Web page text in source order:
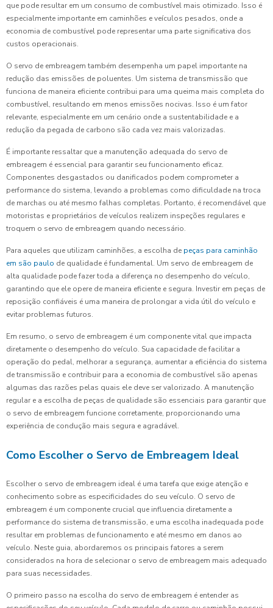
que pode resultar em um consumo de combustível mais otimizado. Isso é
especialmente importante em caminhões e veículos pesados, onde a
economia de combustível pode representar uma parte significativa dos
custos operacionais.
O servo de embreagem também desempenha um papel importante na
redução das emissões de poluentes. Um sistema de transmissão que
funciona de maneira eficiente contribui para uma queima mais completa do
combustível, resultando em menos emissões nocivas. Isso é um fator
relevante, especialmente em um cenário onde a sustentabilidade e a
redução da pegada de carbono são cada vez mais valorizadas.
É importante ressaltar que a manutenção adequada do servo de
embreagem é essencial para garantir seu funcionamento eficaz.
Componentes desgastados ou danificados podem comprometer a
performance do sistema, levando a problemas como dificuldade na troca
de marchas ou até mesmo falhas completas. Portanto, é recomendável que
motoristas e proprietários de veículos realizem inspeções regulares e
troquem o servo de embreagem quando necessário.
Para aqueles que utilizam caminhões, a escolha de peças para caminhão
em são paulo de qualidade é fundamental. Um servo de embreagem de
alta qualidade pode fazer toda a diferença no desempenho do veículo,
garantindo que ele opere de maneira eficiente e segura. Investir em peças de
reposição confiáveis é uma maneira de prolongar a vida útil do veículo e
evitar problemas futuros.
Em resumo, o servo de embreagem é um componente vital que impacta
diretamente o desempenho do veículo. Sua capacidade de facilitar a
operação do pedal, melhorar a segurança, aumentar a eficiência do sistema
de transmissão e contribuir para a economia de combustível são apenas
algumas das razões pelas quais ele deve ser valorizado. A manutenção
regular e a escolha de peças de qualidade são essenciais para garantir que
o servo de embreagem funcione corretamente, proporcionando uma
experiência de condução mais segura e agradável.
Como Escolher o Servo de Embreagem Ideal
Escolher o servo de embreagem ideal é uma tarefa que exige atenção e
conhecimento sobre as especificidades do seu veículo. O servo de
embreagem é um componente crucial que influencia diretamente a
performance do sistema de transmissão, e uma escolha inadequada pode
resultar em problemas de funcionamento e até mesmo em danos ao
veículo. Neste guia, abordaremos os principais fatores a serem
considerados na hora de selecionar o servo de embreagem mais adequado
para suas necessidades.
O primeiro passo na escolha do servo de embreagem é entender as